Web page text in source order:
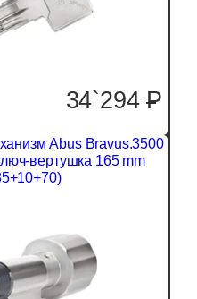
34`294P
Abus Bravus.3500
вертушка 165 mm